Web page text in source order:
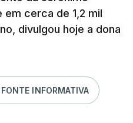
cerca de 1,2 mil
divulgou hoje a dona
INFORMATIVA